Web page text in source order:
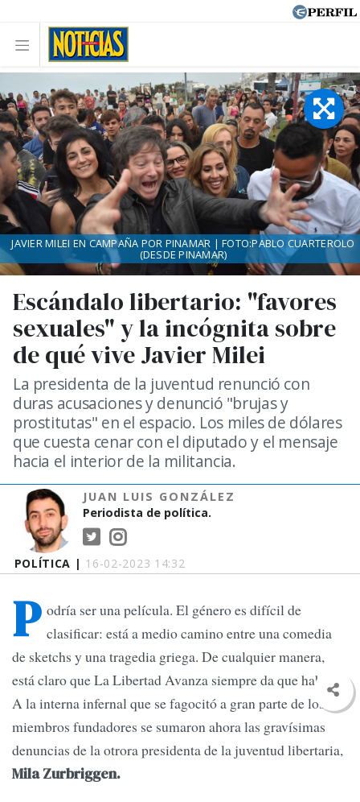
POLÍTICA | 16-02-2023 14:32
Escándalo libertario: "favores
sexuales" y la incógnita sobre
de qué vive Javier Milei
La presidenta de la juventud renunció con
duras acusaciones y denunció "brujas y
prostitutas" en el espacio. Los miles de dólares
que cuesta cenar con el diputado y el mensaje
hacia el interior de la militancia.
JUAN LUIS GONZÁLEZ
Periodista de política.
JAVIER MILEI EN CAMPAÑA POR PINAMAR | FOTO:PABLO CUARTEROLO
(DESDE PINAMAR)
P odría ser una película. El género es difícil de
clasificar: está a medio camino entre una comedia
de sketchs y una tragedia griega. De cualquier manera,
está claro que La Libertad Avanza siempre da que hablar.
A la interna infernal que se fagocitó a gran parte de los
miembros fundadores se sumaron ahora las gravísimas
denuncias de la otrora presidenta de la juventud libertaria,
Mila Zurbriggen.